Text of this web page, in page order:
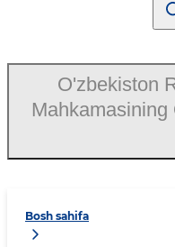
Bosh sahifa
O'zbekiston